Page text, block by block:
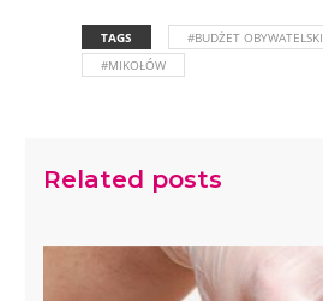
TAGS #BUDŻET OBYWATELSKI
#MIKOŁÓW
Related posts